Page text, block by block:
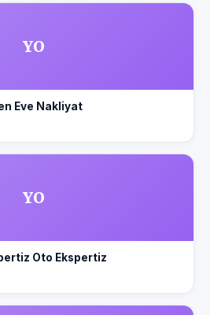
YO
Eve Nakliyat
YO
Oto Ekspertiz